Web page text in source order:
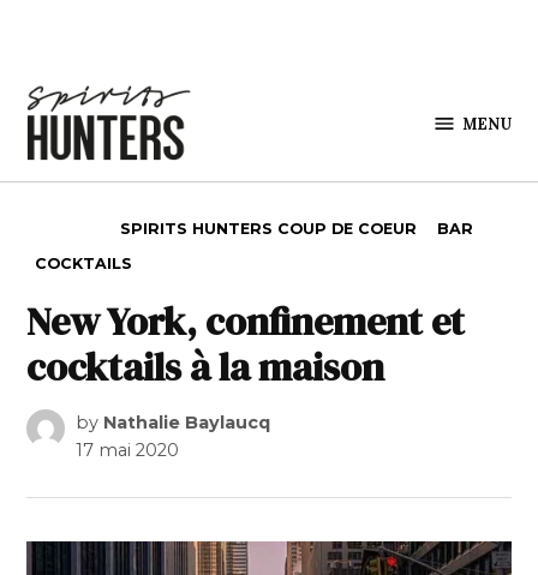
MENU
SPIRITS HUNTERS COUP DE COEUR
BAR
COCKTAILS
New York, confinement et
cocktails à la maison
by Nathalie Baylaucq
17 mai 2020